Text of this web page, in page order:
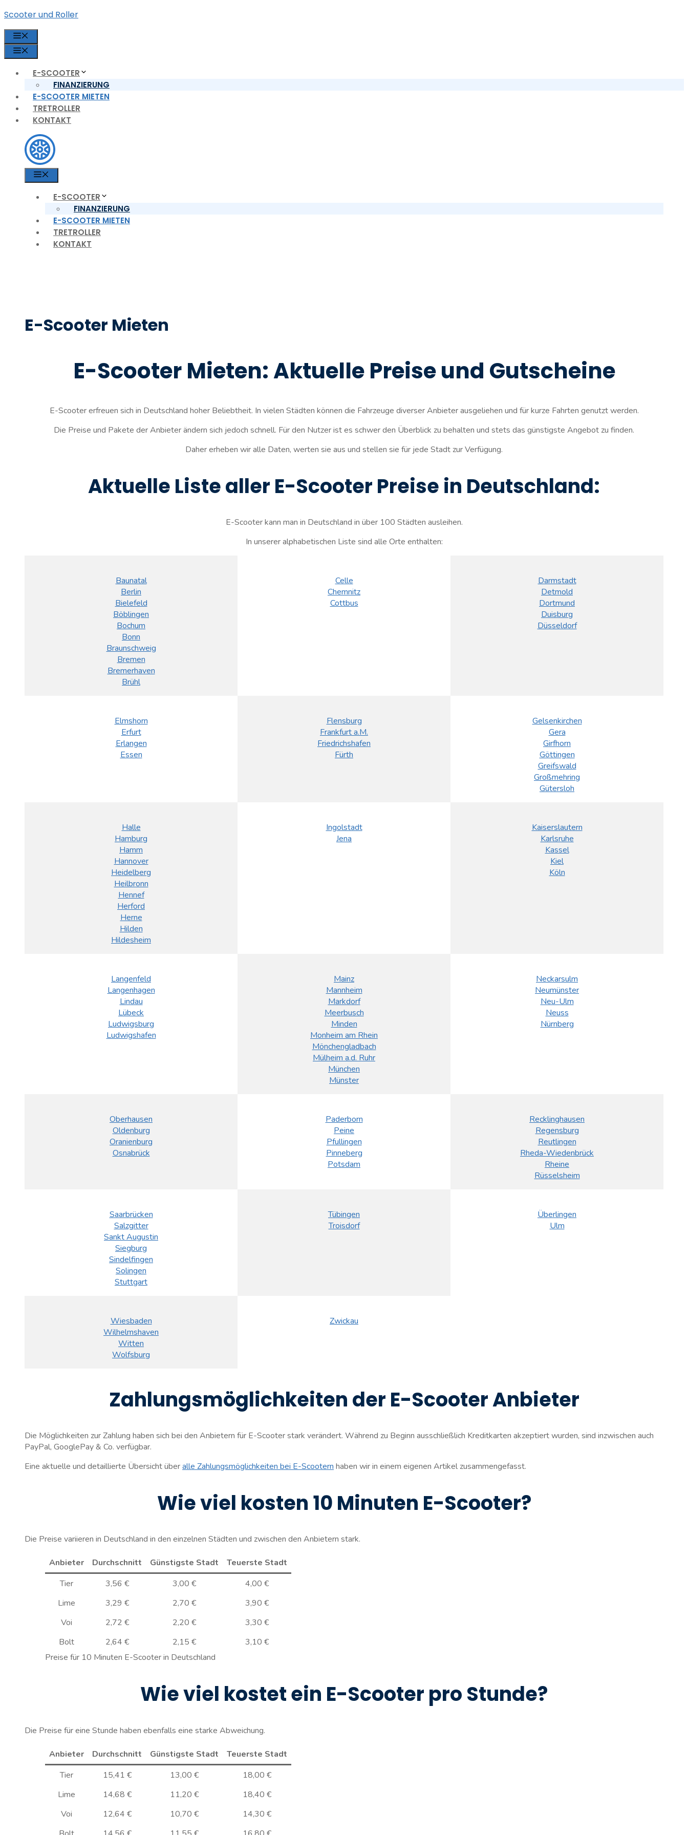
Zum
springen
Scooter und Roller
E-SCOOTER
FINANZIERUNG
E-SCOOTER MIETEN
TRETROLLER
KONTAKT
E-SCOOTER
FINANZIERUNG
E-SCOOTER MIETEN
TRETROLLER
KONTAKT
E-Scooter Mieten
E-Scooter Mieten: Aktuelle Preise und Gutscheine
E-Scooter erfreuen sich in Deutschland hoher Beliebtheit. In vielen Städten können die Fahrzeuge diverser Anbieter ausgeliehen und für kurze Fahrten genutzt werden.
Die Preise und Pakete der Anbieter ändern sich jedoch schnell. Für den Nutzer ist es schwer den Überblick zu behalten und stets das günstigste Angebot zu finden.
Daher erheben wir alle Daten, werten sie aus und stellen sie für jede Stadt zur Verfügung.
Aktuelle Liste aller E-Scooter Preise in Deutschland:
E-Scooter kann man in Deutschland in über 100 Städten ausleihen.
In unserer alphabetischen Liste sind alle Orte enthalten:
Baunatal
Berlin
Bielefeld
Böblingen
Bochum
Bonn
Braunschweig
Bremen
Bremerhaven
Brühl
Celle
Chemnitz
Cottbus
Darmstadt
Detmold
Dortmund
Duisburg
Düsseldorf
Elmshorn
Erfurt
Erlangen
Essen
Flensburg
Frankfurt a.M.
Friedrichshafen
Fürth
Gelsenkirchen
Gera
Girfhorn
Göttingen
Greifswald
Großmehring
Gütersloh
Halle
Hamburg
Hamm
Hannover
Heidelberg
Heilbronn
Hennef
Herford
Herne
Hilden
Hildesheim
Ingolstadt
Jena
Kaiserslautern
Karlsruhe
Kassel
Kiel
Köln
Langenfeld
Langenhagen
Lindau
Lübeck
Ludwigsburg
Ludwigshafen
Mainz
Mannheim
Markdorf
Meerbusch
Minden
Monheim am Rhein
Mönchengladbach
Mülheim a.d. Ruhr
München
Münster
Neckarsulm
Neumünster
Neu-Ulm
Neuss
Nürnberg
Oberhausen
Oldenburg
Oranienburg
Osnabrück
Paderborn
Peine
Pfullingen
Pinneberg
Potsdam
Recklinghausen
Regensburg
Reutlingen
Rheda-Wiedenbrück
Rheine
Rüsselsheim
Saarbrücken
Salzgitter
Sankt Augustin
Siegburg
Sindelfingen
Solingen
Stuttgart
Tübingen
Troisdorf
Überlingen
Ulm
Wiesbaden
Wilhelmshaven
Witten
Wolfsburg
Zwickau
Zahlungsmöglichkeiten der E-Scooter Anbieter
Die Möglichkeiten zur Zahlung haben sich bei den Anbietern für E-Scooter stark verändert. Während zu Beginn ausschließlich Kreditkarten akzeptiert wurden, sind inzwischen auch
PayPal, GooglePay & Co. verfügbar.
Eine aktuelle und detaillierte Übersicht überalle Zahlungsmöglichkeiten bei E-Scootern haben wir in einem eigenen Artikel zusammengefasst.
Wie viel kosten 10 Minuten E-Scooter?
Die Preise variieren in Deutschland in den einzelnen Städten und zwischen den Anbietern stark.
Anbieter Durchschnitt Günstigste Stadt
Teuerste Stadt
Tier
3,56 € 3,00 €
4,00 €
Lime
3,29 € 2,70 €
3,90 €
Voi
2,72 € 2,20 €
3,30 €
Bolt
2,64 € 2,15 €
3,10 €
Preise für 10 Minuten E-Scooter in Deutschland
Wie viel kostet ein E-Scooter pro Stunde?
Die Preise für eine Stunde haben ebenfalls eine starke Abweichung.
Anbieter Durchschnitt Günstigste Stadt
Teuerste Stadt
Tier
15,41 € 13,00 €
18,00 €
Lime
14,68 € 11,20 €
18,40 €
Voi
12,64 € 10,70 €
14,30 €